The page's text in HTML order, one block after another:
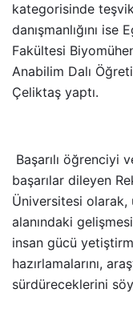
kategorisinde
danışmanlığını
Fakültesi
Anabilim Dalı
Çeliktaş yaptı.
Başarılı öğrenciyi
başarılar dileyen
Üniversitesi
alanındaki
insan gücü
hazırlamalarını,
sürdüreceklerini